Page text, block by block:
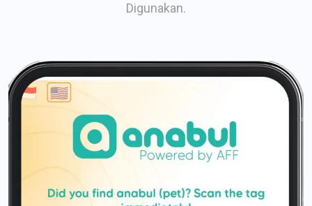
Digunakan.